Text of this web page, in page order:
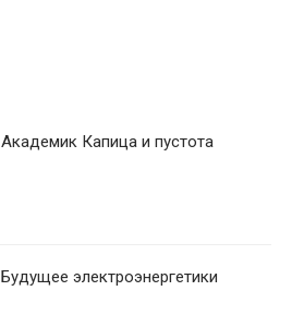
Академик Капица и пустота
Будущее электроэнергетики